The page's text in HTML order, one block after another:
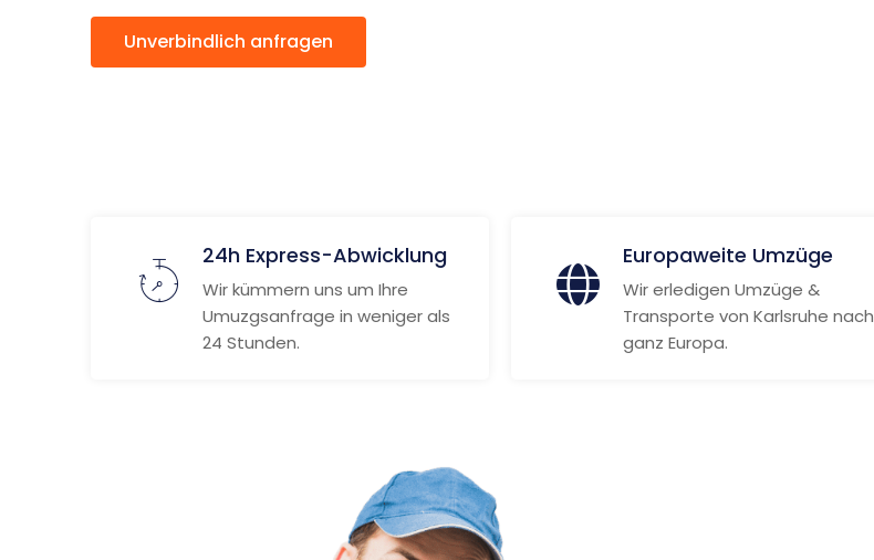
Unverbindlich anfragen
24h Express-Abwicklung
Wir kümmern uns um Ihre
Umuzgsanfrage in weniger als
24 Stunden.
Europaweite Umzüge
Wir erledigen Umzüge &
Transporte von Karlsruhe nach
ganz Europa.